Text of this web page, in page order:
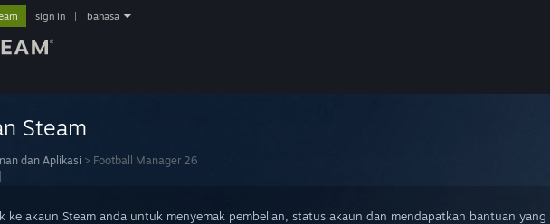
sign in bahasa
Steam
dan Aplikasi > Football Manager 26
ke akaun Steam anda untuk menyemak pembelian, status akaun dan mendapatkan bantuan yang